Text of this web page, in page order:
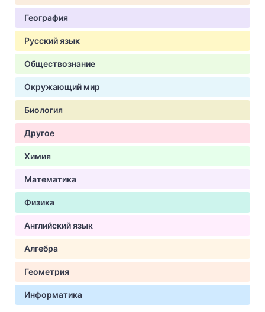
География
Русский язык
Обществознание
Окружающий мир
Биология
Другое
Химия
Математика
Физика
Английский язык
Алгебра
Геометрия
Информатика